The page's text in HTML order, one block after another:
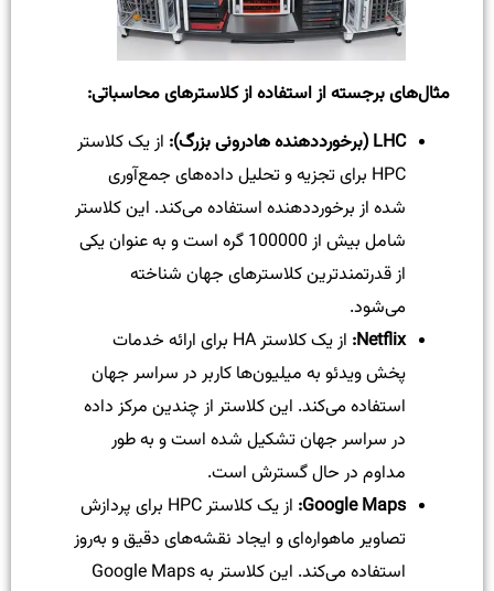
مثال‌های برجسته از استفاده از کلاستر‌های محاسباتی:
LHC (برخورددهنده هادرونی بزرگ):
از یک کلاستر
HPC برای تجزیه و تحلیل داده‌های جمع‌آوری
شده از برخورددهنده استفاده می‌کند. این کلاستر
شامل بیش از 100000 گره است و به عنوان یکی
از قدرتمندترین کلاستر‌های جهان شناخته
می‌شود.
Netflix:
از یک کلاستر HA برای ارائه خدمات
پخش ویدئو به میلیون‌ها کاربر در سراسر جهان
استفاده می‌کند. این کلاستر از چندین مرکز داده
در سراسر جهان تشکیل شده است و به طور
مداوم در حال گسترش است.
Google Maps:
از یک کلاستر HPC برای پردازش
تصاویر ماهواره‌ای و ایجاد نقشه‌های دقیق و به‌روز
استفاده می‌کند. این کلاستر به Google Maps